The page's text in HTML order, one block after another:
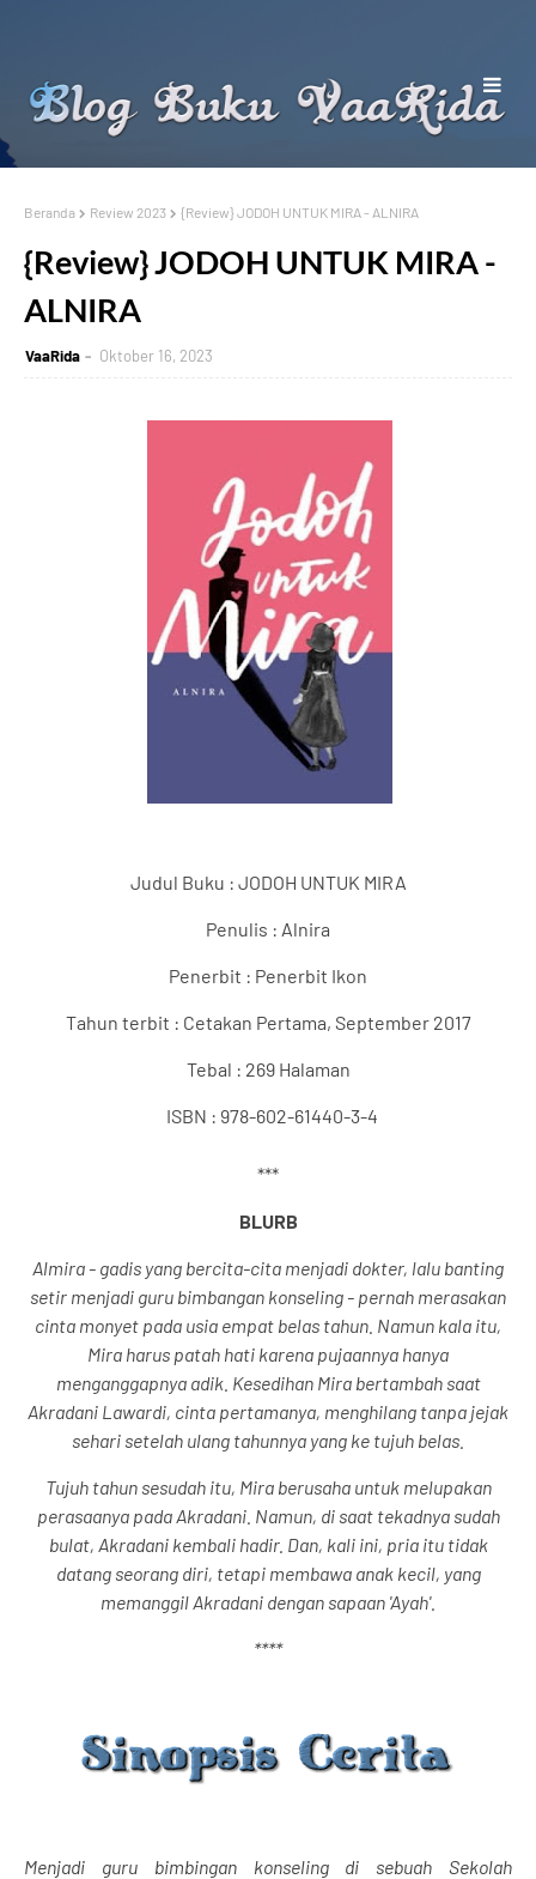
Beranda Review 2023 {Review} JODOH UNTUK MIRA - ALNIRA
{Review} JODOH UNTUK MIRA -
ALNIRA
VaaRida Oktober 16, 2023
Judul Buku : JODOH UNTUK MIRA
Penulis : Alnira
Penerbit : Penerbit Ikon
Tahun terbit : Cetakan Pertama, September 2017
Tebal : 269 Halaman
ISBN : 978-602-61440-3-4
***
BLURB
Almira - gadis yang bercita-cita menjadi dokter, lalu banting
setir menjadi guru bimbangan konseling - pernah merasakan
cinta monyet pada usia empat belas tahun. Namun kala itu,
Mira harus patah hati karena pujaannya hanya
menganggapnya adik. Kesedihan Mira bertambah saat
Akradani Lawardi, cinta pertamanya, menghilang tanpa jejak
sehari setelah ulang tahunnya yang ke tujuh belas.
Tujuh tahun sesudah itu, Mira berusaha untuk melupakan
perasaanya pada Akradani. Namun, di saat tekadnya sudah
bulat, Akradani kembali hadir. Dan, kali ini, pria itu tidak
datang seorang diri, tetapi membawa anak kecil, yang
memanggil Akradani dengan sapaan 'Ayah'.
****
Menjadi guru bimbingan konseling di sebuah Sekolah